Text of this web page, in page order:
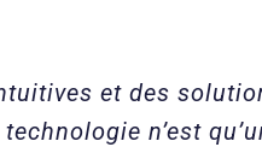
et des
n’est